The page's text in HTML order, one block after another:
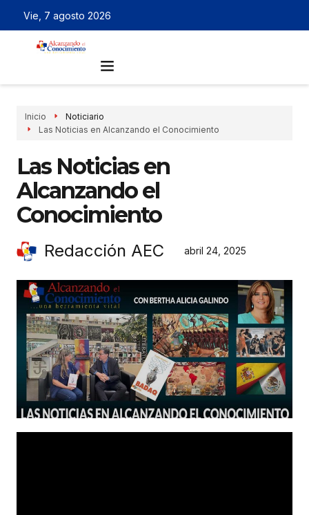
Vie, 7 agosto 2026
Inicio
Noticiario
Las Noticias en Alcanzando el Conocimiento
Las Noticias en
Alcanzando el
Conocimiento
Redacción AEC abril 24, 2025